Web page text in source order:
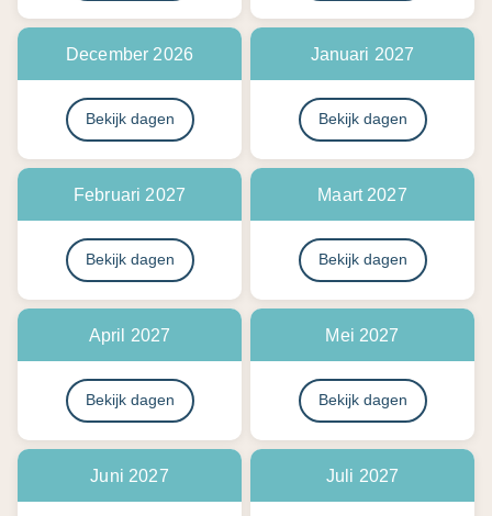
December 2026
Bekijk dagen
Januari 2027
Bekijk dagen
Februari 2027
Bekijk dagen
Maart 2027
Bekijk dagen
April 2027
Bekijk dagen
Mei 2027
Bekijk dagen
Juni 2027 Juli 2027